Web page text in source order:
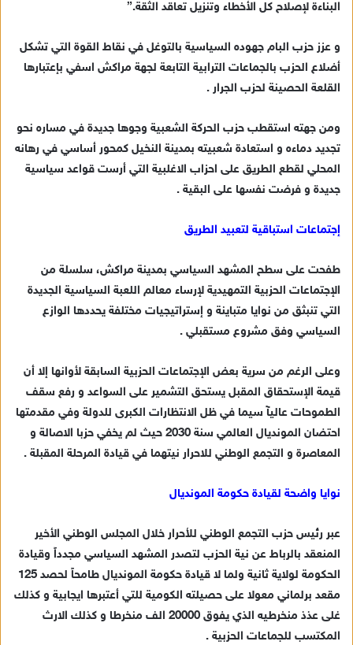
البناءة لإصلاح كل الأخطاء وتنزيل تعاقد الثقة.”
و عزز حزب البام جهوده السياسية بالتوغل في نقاط القوة التي تشكل
أضلاع الحزب بالجماعات الترابية التابعة لجهة مراكش اسفي بإعتبارها
القلعة الحصينة لحزب الجرار .
ومن جهته استقطب حزب الحركة الشعبية وجوها جديدة في مساره نحو
تجديد دماءه و استعادة شعبيته بمدينة النخيل كمحور أساسي في رهانه
المحلي لقطع الطريق على احزاب الاغلبية التي أرست قواعد سياسية
جديدة و فرضت نفسها على البقية .
إجتماعات استباقية لتعبيد الطريق
طفحت على سطح المشهد السياسي بمدينة مراكش، سلسلة من
الإجتماعات الحزبية التمهيدية لإرساء معالم اللعبة السياسية الجديدة
التي تنبثق من نوايا متباينة و إستراتيجيات مختلفة يحددها الوازع
السياسي وفق مشروع مستقبلي .
وعلى الرغم من سرية بعض الإجتماعات الحزبية السابقة لأوانها إلا أن
قيمة الإستحقاق المقبل يستحق التشمير على السواعد و رفع سقف
الطموحات عاليآ سيما في ظل الانتظارات الكبرى للدولة وفي مقدمتها
احتضان المونديال العالمي سنة 2030 حيث لم يخفي حزبا الاصالة و
المعاصرة و التجمع الوطني للاحرار نيتهما في قيادة المرحلة المقبلة .
نوايا واضحة لقيادة حكومة المونديال
عبر رئيس حزب التجمع الوطني للأحرار خلال المجلس الوطني الأخير
المنعقد بالرباط عن نية الحزب لتصدر المشهد السياسي مجدداً وقيادة
الحكومة لولاية ثانية ولما لا قيادة حكومة المونديال طامحاً لحصد 125
مقعد برلماني معولا على حصيلته الكومية للتي أعتبرها ايجابية و كذلك
غلى عذذ منخرطيه الذي يفوق 20000 الف منخرطا و كذلك الارث
المكتسب للجماعات الحزبية .